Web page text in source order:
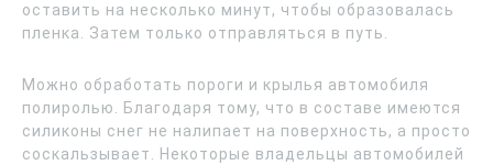
оставить на несколько минут, чтобы образовалась
пленка. Затем только отправляться в путь.
Можно обработать пороги и крылья автомобиля
полиролью. Благодаря тому, что в составе имеются
силиконы снег не налипает на поверхность, а просто
соскальзывает. Некоторые владельцы автомобилей